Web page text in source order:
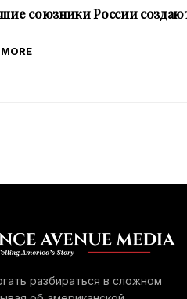
союзники России
разбираться в сложном